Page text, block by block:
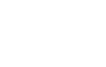
RC)
NC)